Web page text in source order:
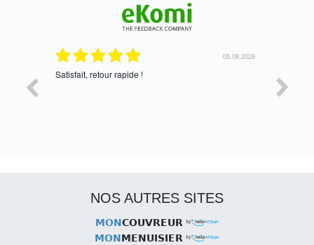
05.08.2026
Satisfait, retour rapide !
NOS AUTRES SITES
MONCOUVREUR
MONMENUISIER